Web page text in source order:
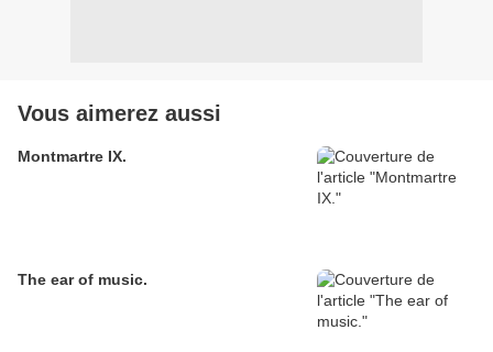
Vous aimerez aussi
Montmartre IX.
The ear of music.